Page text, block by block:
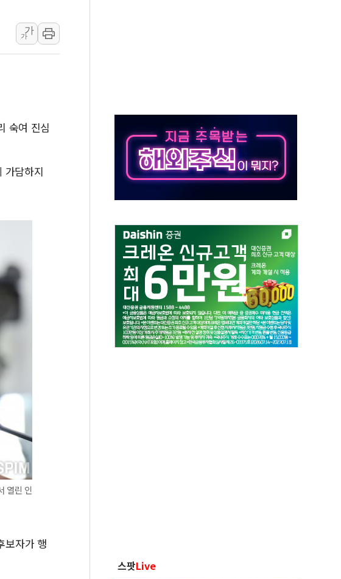
실적 소화하며 대부분 상승… "2분기 기업 순이익 21% 증가" 전망
, 우크라 드론으로 나토 회원국 공격 검토… 거짓 깃발 작전"
주가선물 AI주 차익실현 속 혼조세...웨스턴디지털·샌디스크↓
리 탄도미사일 발사에 긴급 안보 점검회의
…美 고용 둔화·호르무즈 재개방 기대에 강세
장 완화에 실적 호조까지, 상승...호실적 보고 기업 상승세 뚜렷
가
가
숙여 진심
가담하지
열린 인
보자가 행
스팟Live